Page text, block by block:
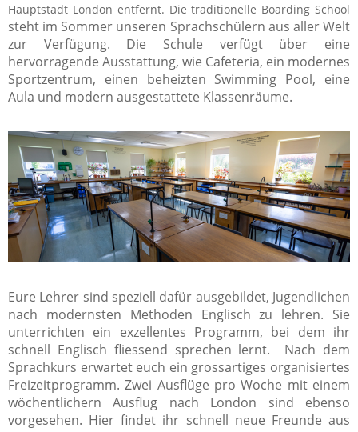
Hauptstadt London entfernt. Die traditionelle Boarding School
steht im Sommer unseren Sprachschülern aus aller Welt
zur Verfügung. Die Schule verfügt über eine
hervorragende Ausstattung, wie Cafeteria, ein modernes
Sportzentrum, einen beheizten Swimming Pool, eine
Aula und modern ausgestattete Klassenräume.
Eure Lehrer sind speziell dafür ausgebildet, Jugendlichen
nach modernsten Methoden Englisch zu lehren. Sie
unterrichten ein exzellentes Programm, bei dem ihr
schnell Englisch fliessend sprechen lernt. Nach dem
Sprachkurs erwartet euch ein grossartiges organisiertes
Freizeitprogramm. Zwei Ausflüge pro Woche mit einem
wöchentlichern Ausflug nach London sind ebenso
vorgesehen. Hier findet ihr schnell neue Freunde aus